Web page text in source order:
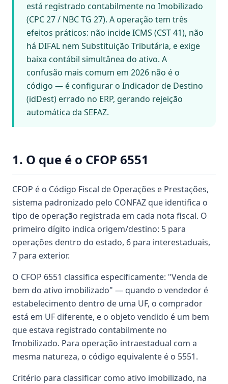
está registrado contabilmente no Imobilizado
(CPC 27 / NBC TG 27). A operação tem três
efeitos práticos: não incide ICMS (CST 41), não
há DIFAL nem Substituição Tributária, e exige
baixa contábil simultânea do ativo. A
confusão mais comum em 2026 não é o
código — é configurar o Indicador de Destino
(idDest) errado no ERP, gerando rejeição
automática da SEFAZ.
1. O que é o CFOP 6551
CFOP é o Código Fiscal de Operações e Prestações,
sistema padronizado pelo CONFAZ que identifica o
tipo de operação registrada em cada nota fiscal. O
primeiro dígito indica origem/destino: 5 para
operações dentro do estado, 6 para interestaduais,
7 para exterior.
O CFOP 6551 classifica especificamente: "Venda de
bem do ativo imobilizado" — quando o vendedor é
estabelecimento dentro de uma UF, o comprador
está em UF diferente, e o objeto vendido é um bem
que estava registrado contabilmente no
Imobilizado. Para operação intraestadual com a
mesma natureza, o código equivalente é o 5551.
Critério para classificar como ativo imobilizado, na